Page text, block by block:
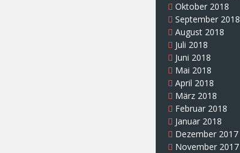
Oktober 2018
September 2018
August 2018
Juli 2018
Juni 2018
Mai 2018
April 2018
März 2018
Februar 2018
Januar 2018
Dezember 2017
November 2017